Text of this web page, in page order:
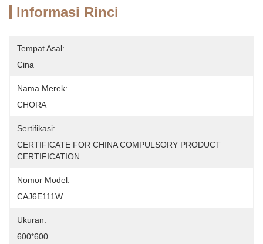
Informasi Rinci
Tempat Asal:
Cina
Nama Merek:
CHORA
Sertifikasi:
CERTIFICATE FOR CHINA COMPULSORY PRODUCT
CERTIFICATION
Nomor Model:
CAJ6E111W
Ukuran:
600*600